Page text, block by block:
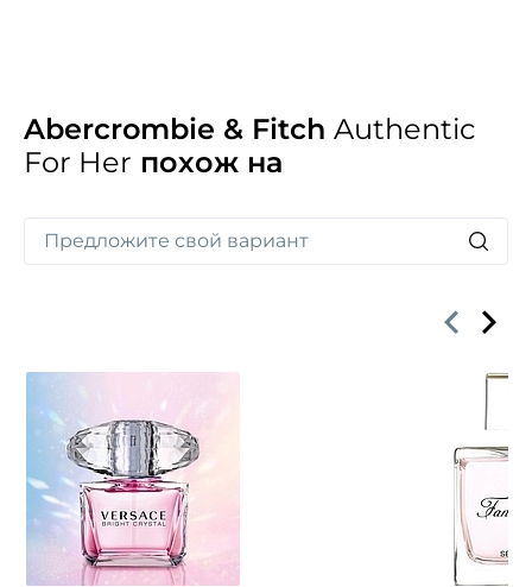
Abercrombie & Fitch Authentic
For Her похож на